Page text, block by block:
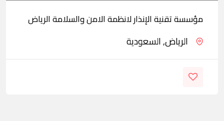
مؤسسة تقنية الإنذار لانظمة الامن والسلامة الرياض
الرياض, السعودية